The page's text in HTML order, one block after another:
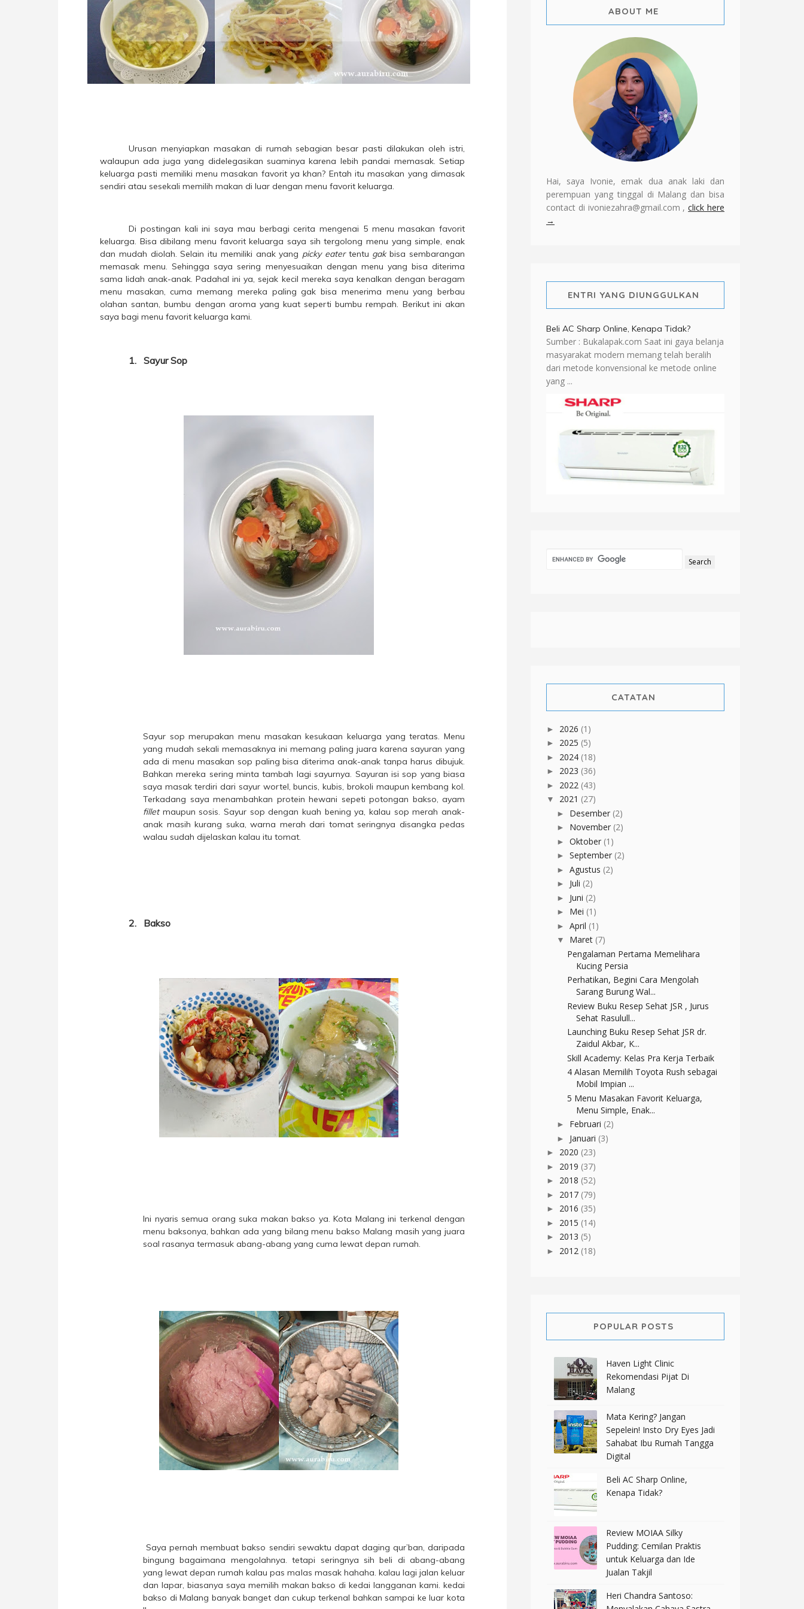
Urusan menyiapkan masakan di rumah sebagian besar pasti dilakukan oleh istri,
walaupun ada juga yang didelegasikan suaminya karena lebih pandai memasak. Setiap
keluarga pasti memiliki menu masakan favorit ya khan? Entah itu masakan yang dimasak
sendiri atau sesekali memilih makan di luar dengan menu favorit keluarga.
Di postingan kali ini saya mau berbagi cerita mengenai 5 menu masakan favorit
keluarga. Bisa dibilang menu favorit keluarga saya sih tergolong menu yang simple, enak
dan mudah diolah. Selain itu memiliki anak yang picky eatertentu gakbisa sembarangan
memasak menu. Sehingga saya sering menyesuaikan dengan menu yang bisa diterima
sama lidah anak-anak. Padahal ini ya, sejak kecil mereka saya kenalkan dengan beragam
menu masakan, cuma memang mereka paling gak bisa menerima menu yang berbau
olahan santan, bumbu dengan aroma yang kuat seperti bumbu rempah. Berikut ini akan
saya bagi menu favorit keluarga kami.
1. Sayur Sop
Sayur sop merupakan menu masakan kesukaan keluarga yang teratas. Menu
yang mudah sekali memasaknya ini memang paling juara karena sayuran yang
ada di menu masakan sop paling bisa diterima anak-anak tanpa harus dibujuk.
Bahkan mereka sering minta tambah lagi sayurnya. Sayuran isi sop yang biasa
saya masak terdiri dari sayur wortel, buncis, kubis, brokoli maupun kembang kol.
Terkadang saya menambahkan protein hewani sepeti potongan bakso, ayam
filletmaupun sosis. Sayur sop dengan kuah bening ya, kalau sop merah anak-
anak masih kurang suka, warna merah dari tomat seringnya disangka pedas
walau sudah dijelaskan kalau itu tomat.
2. Bakso
Ini nyaris semua orang suka makan bakso ya. Kota Malang ini terkenal dengan
menu baksonya, bahkan ada yang bilang menu bakso Malang masih yang juara
soal rasanya termasuk abang-abang yang cuma lewat depan rumah.
Saya pernah membuat bakso sendiri sewaktu dapat daging qur’ban, daripada
bingung bagaimana mengolahnya. tetapi seringnya sih beli di abang-abang
yang lewat depan rumah kalau pas malas masak hahaha. kalau lagi jalan keluar
dan lapar, biasanya saya memilih makan bakso di kedai langganan kami. kedai
bakso di Malang banyak banget dan cukup terkenal bahkan sampai ke luar kota
ABOUT ME
Hai, saya Ivonie, emak dua anak laki dan
perempuan yang tinggal di Malang dan bisa
contact di ivoniezahra@gmail.com ,click here
→
ENTRI YANG DIUNGGULKAN
Beli AC Sharp Online, Kenapa Tidak?
Sumber : Bukalapak.com Saat ini gaya belanja
masyarakat modern memang telah beralih
dari metode konvensional ke metode online
yang ...
CATATAN
► 2026 (1)
► 2025 (5)
► 2024 (18)
► 2023 (36)
► 2022 (43)
▼ 2021 (27)
► Desember (2)
► November (2)
► Oktober (1)
► September (2)
► Agustus (2)
► Juli (2)
► Juni (2)
► Mei (1)
► April (1)
▼ Maret (7)
Pengalaman Pertama Memelihara
Kucing Persia
Perhatikan, Begini Cara Mengolah
Sarang Burung Wal...
Review Buku Resep Sehat JSR , Jurus
Sehat Rasulull...
Launching Buku Resep Sehat JSR dr.
Zaidul Akbar, K...
Skill Academy: Kelas Pra Kerja Terbaik
4 Alasan Memilih Toyota Rush sebagai
Mobil Impian ...
5 Menu Masakan Favorit Keluarga,
Menu Simple, Enak...
► Februari (2)
► Januari (3)
► 2020 (23)
► 2019 (37)
► 2018 (52)
► 2017 (79)
► 2016 (35)
► 2015 (14)
► 2013 (5)
► 2012 (18)
POPULAR POSTS
Haven Light Clinic
Rekomendasi Pijat Di
Malang
Mata Kering? Jangan
Sepelein! Insto Dry Eyes Jadi
Sahabat Ibu Rumah Tangga
Digital
Beli AC Sharp Online,
Kenapa Tidak?
Review MOIAA Silky
Pudding: Cemilan Praktis
untuk Keluarga dan Ide
Jualan Takjil
Heri Chandra Santoso: